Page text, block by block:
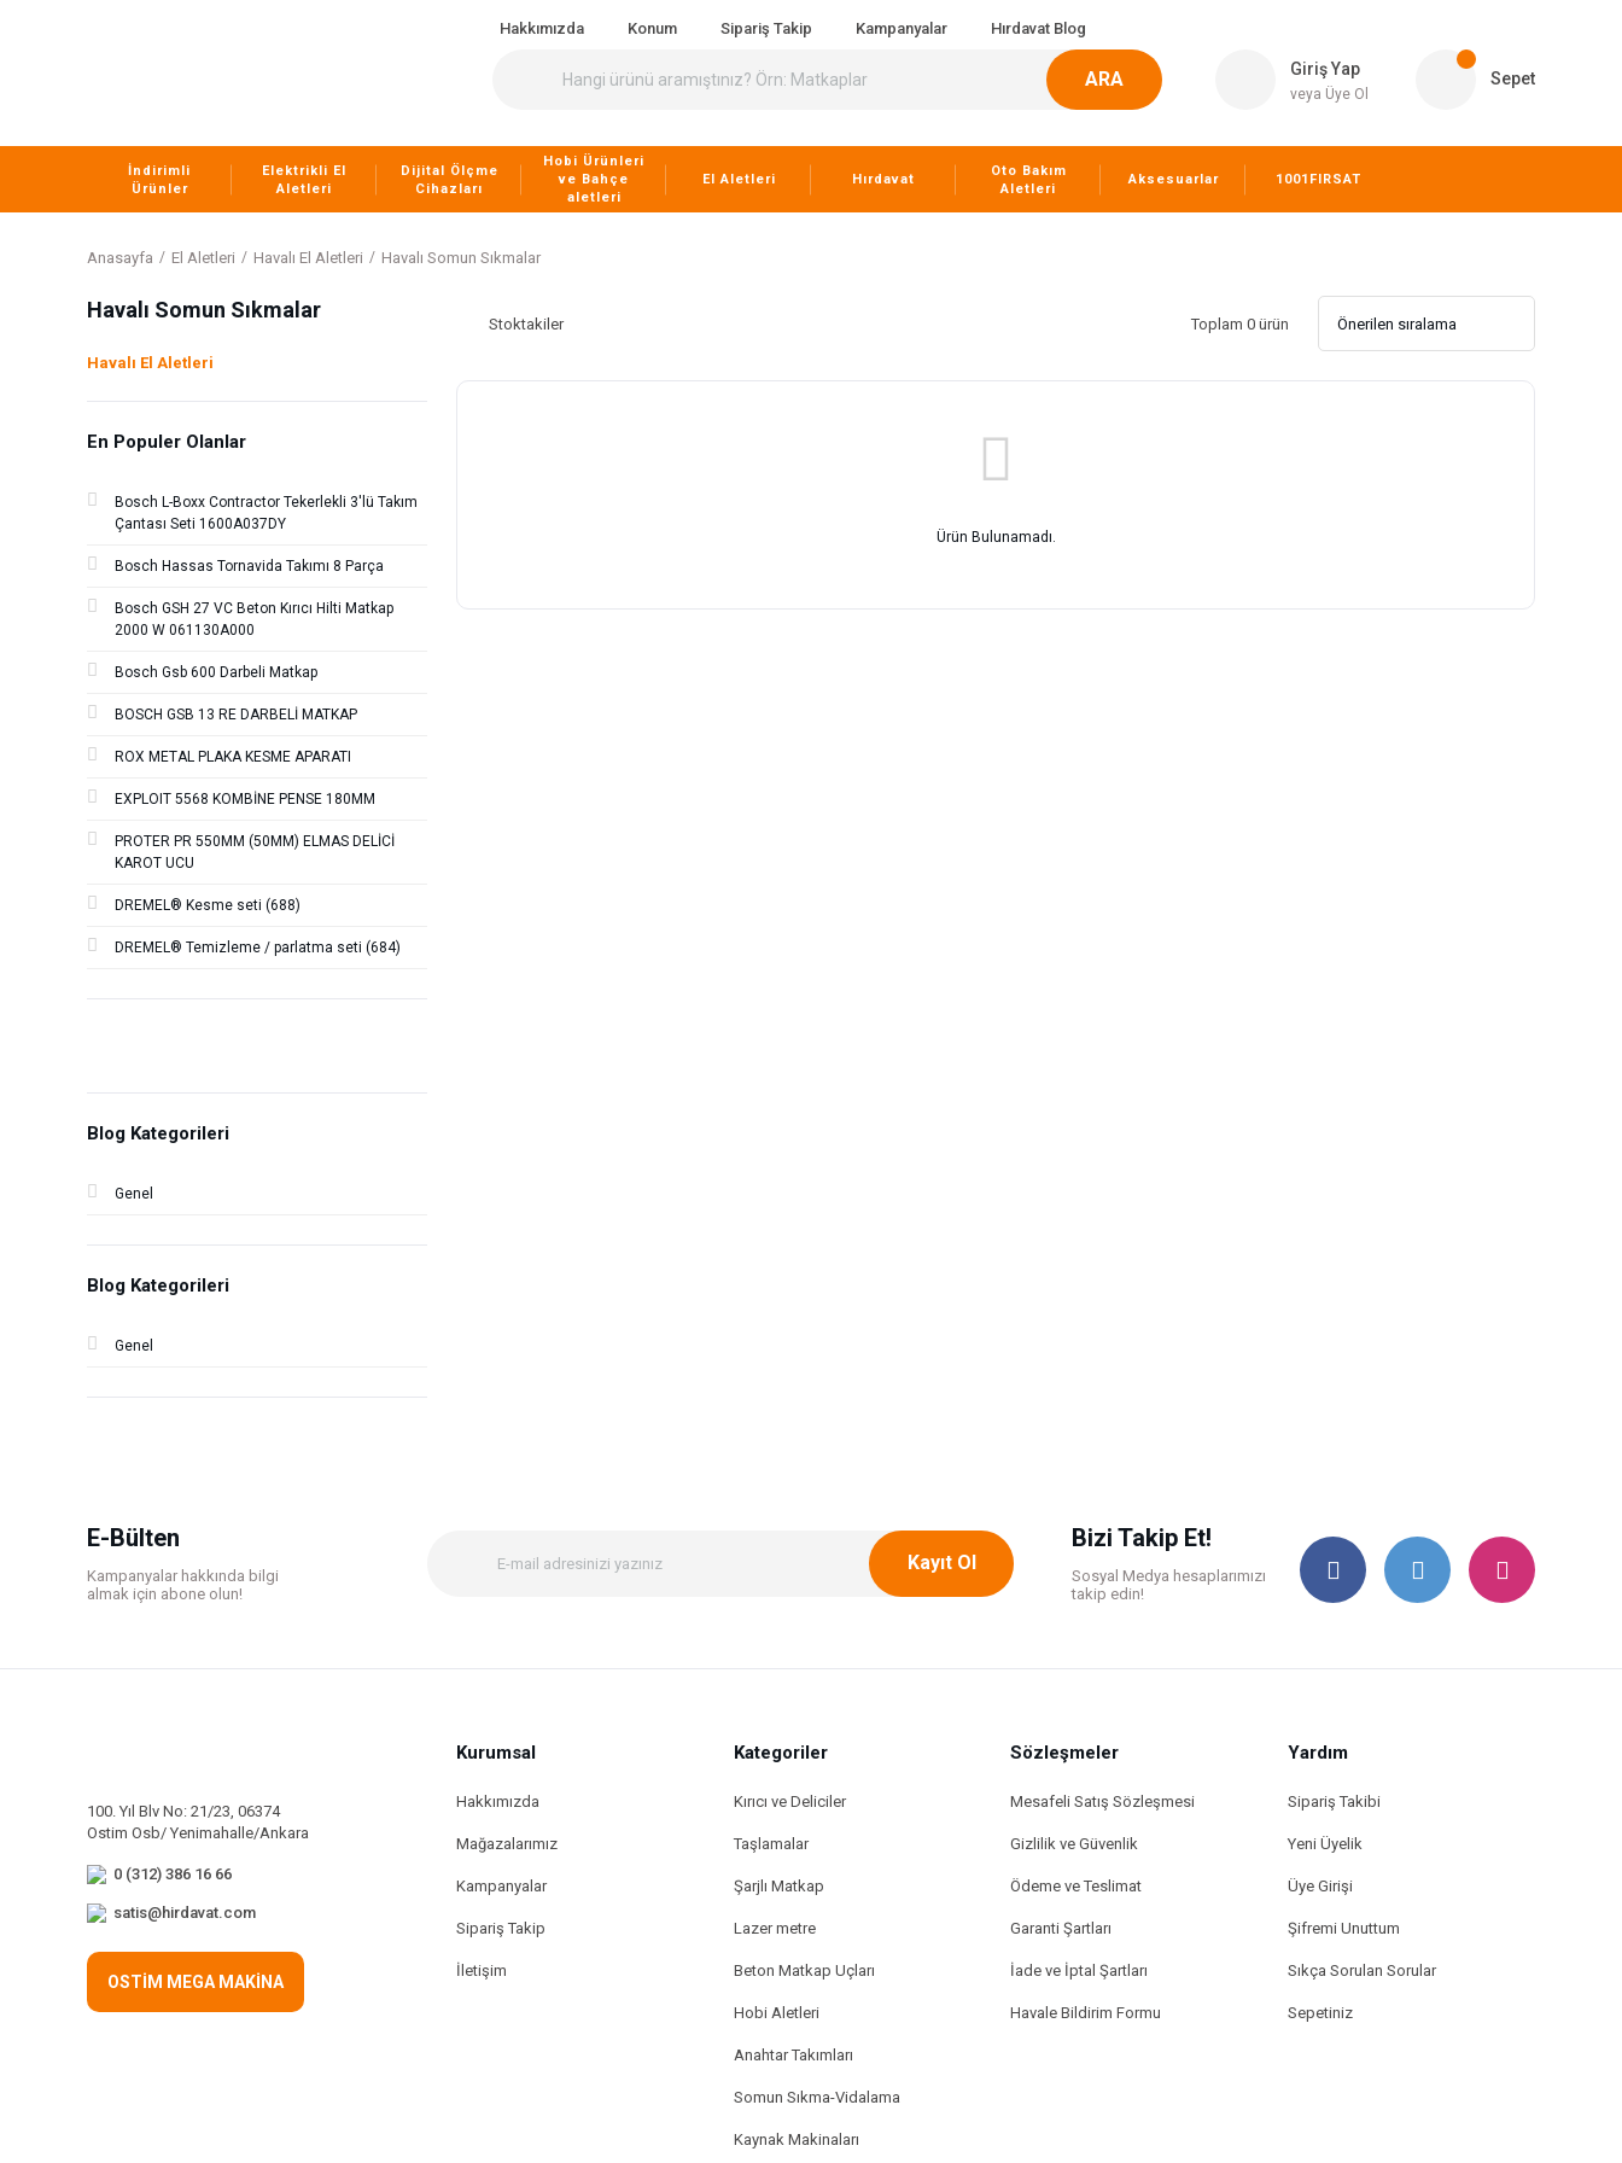
Hakkımızda Konum Sipariş Takip Kampanyalar Hırdavat Blog
ARA Giriş Yap
veya Üye Ol
Sepet
İndirimli
Ürünler
Elektrikli El
Aletleri
Dijital Ölçme
Cihazları
Hobi Ürünleri
ve Bahçe
aletleri
El Aletleri Hırdavat
Oto Bakım
Aletleri
Aksesuarlar 1001FIRSAT
Anasayfa El Aletleri Havalı El Aletleri Havalı Somun Sıkmalar
Havalı Somun Sıkmalar
Havalı El Aletleri
En Populer Olanlar
Bosch L-Boxx Contractor Tekerlekli 3'lü Takım
Çantası Seti 1600A037DY
Bosch Hassas Tornavida Takımı 8 Parça
Bosch GSH 27 VC Beton Kırıcı Hilti Matkap
2000 W 061130A000
Bosch Gsb 600 Darbeli Matkap
BOSCH GSB 13 RE DARBELİ MATKAP
ROX METAL PLAKA KESME APARATI
EXPLOIT 5568 KOMBİNE PENSE 180MM
PROTER PR 550MM (50MM) ELMAS DELİCİ
KAROT UCU
DREMEL® Kesme seti (688)
DREMEL® Temizleme / parlatma seti (684)
Blog Kategorileri
Genel
Blog Kategorileri
Genel
Stoktakiler Toplam 0 ürün
Ürün Bulunamadı.
E-Bülten
Kampanyalar hakkında bilgi
almak için abone olun!
Kayıt Ol
Bizi Takip Et!
Sosyal Medya hesaplarımızı
takip edin!
100. Yıl Blv No: 21/23, 06374
Ostim Osb/ Yenimahalle/Ankara
0 (312) 386 16 66
satis@hirdavat.com
OSTİM MEGA MAKİNA
Kurumsal
Hakkımızda
Mağazalarımız
Kampanyalar
Sipariş Takip
İletişim
Kategoriler
Kırıcı ve Deliciler
Taşlamalar
Şarjlı Matkap
Lazer metre
Beton Matkap Uçları
Hobi Aletleri
Anahtar Takımları
Somun Sıkma-Vidalama
Kaynak Makinaları
Sözleşmeler
Mesafeli Satış Sözleşmesi
Gizlilik ve Güvenlik
Ödeme ve Teslimat
Garanti Şartları
İade ve İptal Şartları
Havale Bildirim Formu
Yardım
Sipariş Takibi
Yeni Üyelik
Üye Girişi
Şifremi Unuttum
Sıkça Sorulan Sorular
Sepetiniz